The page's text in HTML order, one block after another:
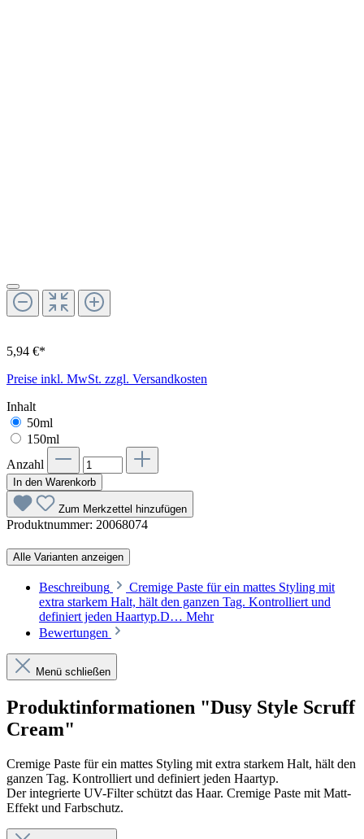
5,94 €*
Preise inkl. MwSt. zzgl. Versandkosten
Inhalt
50ml
150ml
Anzahl
In den Warenkorb
Zum Merkzettel hinzufügen
Produktnummer: 20068074
Alle Varianten anzeigen
Beschreibung
Cremige Paste für ein mattes Styling mit
extra starkem Halt, hält den ganzen Tag. Kontrolliert und
definiert jeden Haartyp.D… Mehr
Bewertungen
Menü schließen
Produktinformationen "Dusy Style Scruff
Cream"
Cremige Paste für ein mattes Styling mit extra starkem Halt, hält den
ganzen Tag. Kontrolliert und definiert jeden Haartyp.
Der integrierte UV-Filter schützt das Haar. Cremige Paste mit Matt-
Effekt und Farbschutz.